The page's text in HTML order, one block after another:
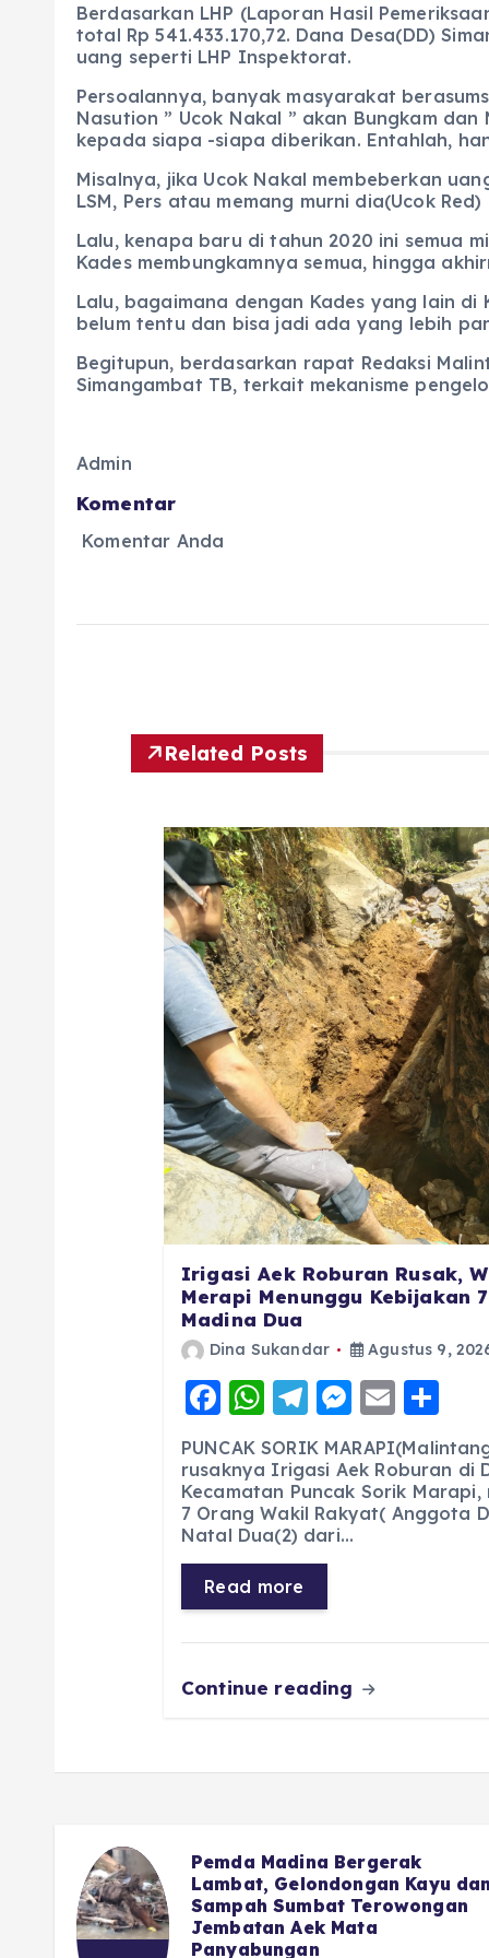
Berdasarkan LHP (Laporan Hasil
total Rp 541.433.170,72. Dana Desa(DD)
uang seperti LHP Inspektorat.
Persoalannya, banyak masyarakat
Nasution ” Ucok Nakal ” akan Bungkam
kepada siapa -siapa diberikan. Entahlah,
Misalnya, jika Ucok Nakal membeberkan
LSM, Pers atau memang murni dia(Ucok
Lalu, kenapa baru di tahun 2020 ini semua
Kades membungkamnya semua, hingga
Lalu, bagaimana dengan Kades yang lain
belum tentu dan bisa jadi ada yang lebih
Begitupun, berdasarkan rapat Redaksi
Simangambat TB, terkait mekanisme
Admin
Komentar
Komentar Anda
Related Posts
Irigasi Aek Roburan Rusak,
Merapi Menunggu Kebijakan
Madina Dua
Dina Sukandar Agustus 9,
F
a
c
e
b
o
o
k
W
h
a
ts
A
p
p
T
el
e
g
r
a
m
M
e
ss
e
n
E
m
ai
l
h
a
re
PUNCAK SORIK
rusaknya Irigasi Aek Roburan di
Kecamatan Puncak Sorik
7 Orang Wakil Rakyat( Anggota
Natal Dua(2) dari…
Read more
Continue reading
Kayu dan
Advocat Nasional : Hal
Saja DPRD Tidak Berani,
Apalagi Soal APBD
Dina Sukandar